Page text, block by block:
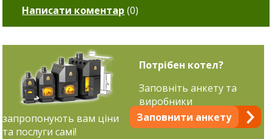
Написати коментар (0)
Потрібен котел?
Заповнити анкету
Заповніть анкету та
виробники
запропонують вам ціни
та послуги самі!